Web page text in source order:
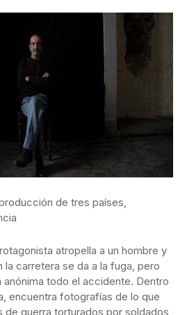
de tres países,
atropella a un hombre y
la carretera se da a la fuga, pero
todo el accidente. Dentro
encuentra fotografías de lo que
de guerra torturados por soldados